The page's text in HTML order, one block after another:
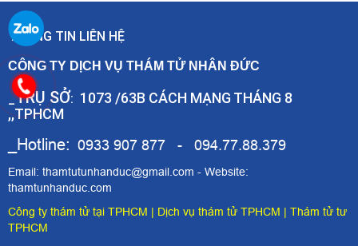
THÔNG TIN LIÊN HỆ
CÔNG TY DỊCH VỤ THÁM TỬ NHÂN ĐỨC
_TRỤ SỞ: 1073 /63B CÁCH MẠNG THÁNG 8
,,TPHCM
_Hotline: 0933 907 877 - 094.77.88.379
Email: thamtutunhanduc@gmail.com - Website:
thamtunhanduc.com
Công ty thám tử tại TPHCM | Dịch vụ thám tử TPHCM | Thám tử tư
TPHCM